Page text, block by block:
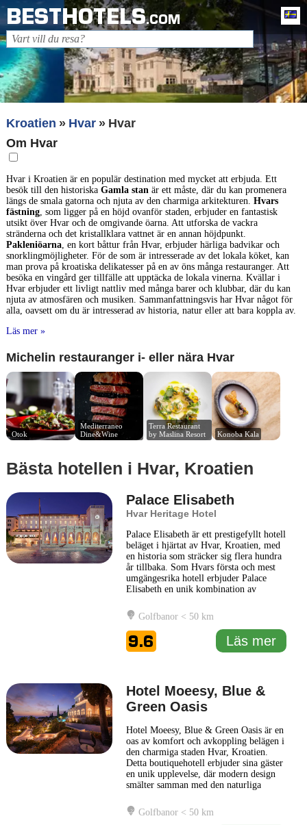
BESTHOTELS.COM
Kroatien Hvar
Hvar
Om Hvar
Hvar i Kroatien är en populär destination med mycket att erbjuda. Ett
besök till den historiska Gamla stanär ett måste, där du kan promenera
längs de smala gatorna och njuta av den charmiga arkitekturen. Hvars
fästning, som ligger på en höjd ovanför staden, erbjuder en fantastisk
utsikt över Hvar och de omgivande öarna. Att utforska de vackra
stränderna och det kristallklara vattnet är en annan höjdpunkt.
Pakleniöarna, en kort båttur från Hvar, erbjuder härliga badvikar och
snorklingmöjligheter. För de som är intresserade av det lokala köket, kan
man prova på kroatiska delikatesser på en av öns många restauranger. Att
besöka en vingård ger tillfälle att upptäcka de lokala vinerna. Kvällar i
Hvar erbjuder ett livligt nattliv med många barer och klubbar, där du kan
njuta av atmosfären och musiken. Sammanfattningsvis har Hvar något för
alla, oavsett om du är intresserad av historia, natur eller att bara koppla av.
Läs mer »
Michelin restauranger i- eller nära Hvar
Otok
Mediterraneo
Dine&Wine
Terra Restaurant
by Maslina Resort
Konoba Kala
Bästa hotellen i Hvar, Kroatien
Palace Elisabeth
Hvar Heritage Hotel
Palace Elisabeth är ett prestigefyllt hotell
beläget i hjärtat av Hvar, Kroatien, med
en historia som sträcker sig flera hundra
år tillbaka. Som Hvars första och mest
umgängesrika hotell erbjuder Palace
Elisabeth en unik kombination av
boutiquehotell är särskilt känt för sin
eleganta arkitektur med venetiansk och
art deco-influenser, vilket speglas i de
välbevarade
Golfbanor < 50 km
9.6 Läs mer
Hotel Moeesy, Blue &
Green Oasis
Hotel Moeesy, Blue & Green Oasis är en
oas av komfort och avkoppling belägen i
den charmiga staden Hvar, Kroatien.
Detta boutiquehotell erbjuder sina gäster
en unik upplevelse, där modern design
smälter samman med den naturliga
inbäddat bland grönska och erbjuder en
fridfull atmosfär där man kan koppla av
Golfbanor < 50 km